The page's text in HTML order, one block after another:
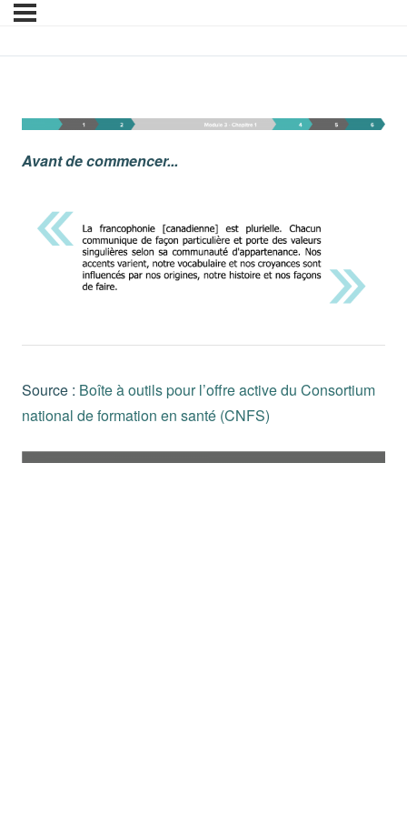
Module 3 – Chapitre 1
Avant de commencer...
Source : Boîte à outils pour l’offre active du Consortium
national de formation en santé (CNFS)